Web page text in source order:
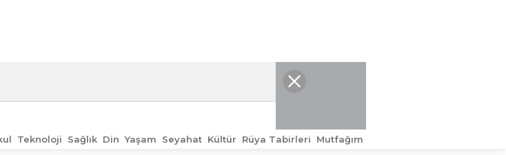
Teknoloji Sağlık Din Yaşam Seyahat Kültür Rüya Tabirleri Mutfağım